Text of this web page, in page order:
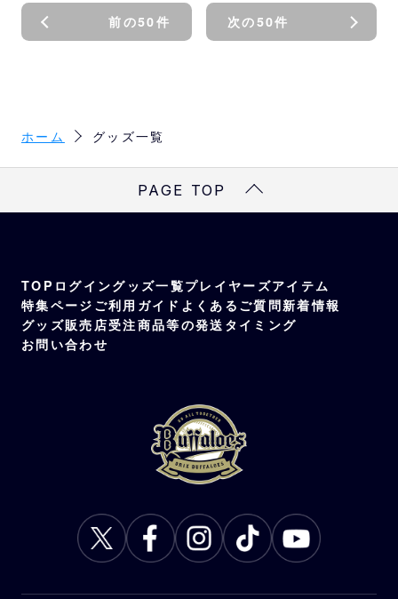
前の50件 次の50件
ホーム グッズ一覧
PAGE TOP
TOP ログイングッズ一覧プレイヤーズアイテム
特集ページ ご利用ガイド よくあるご質問新着情報
グッズ販売店受注商品等の発送タイミング
お問い合わせ